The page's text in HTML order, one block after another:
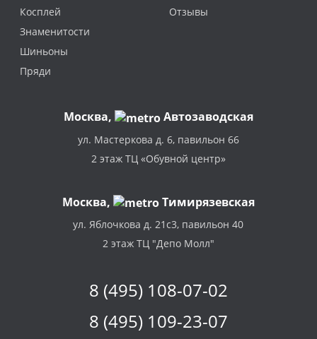
Косплей
Знаменитости
Шиньоны
Пряди
Отзывы
Москва, Автозаводская
ул. Мастеркова д. 6, павильон 66
2 этаж ТЦ «Обувной центр»
Москва, Тимирязевская
ул. Яблочкова д. 21с3, павильон 40
2 этаж ТЦ "Депо Молл"
8 (495) 108-07-02
8 (495) 109-23-07